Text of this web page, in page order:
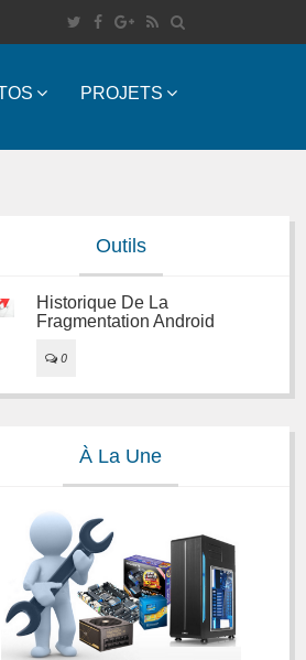
PROJETS
Outils
Historique De La
Fragmentation Android
0
À La Une